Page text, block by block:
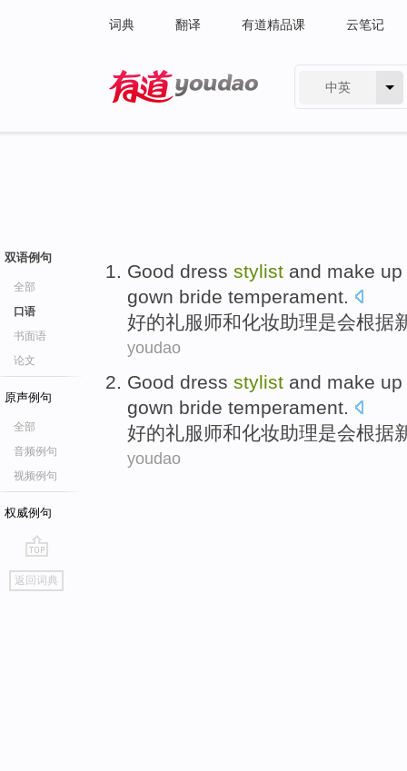
词典 翻译 有道精品课 云笔记
中英
双语例句
全部
口语
书面语
论文
原声例句
全部
音频例句
视频例句
权威例句
go
top
返回词典
Good dress stylist and make up
gown bride temperament.
好的礼服师和化妆助理是会根据
youdao
Good dress stylist and make up
gown bride temperament.
好的礼服师和化妆助理是会根据
youdao